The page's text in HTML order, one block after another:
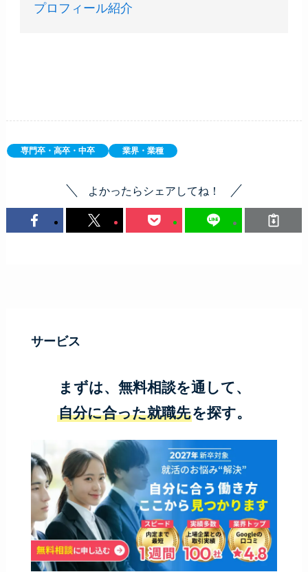
プロフィール紹介
専門卒・高卒・中卒 業界・業種
よかったらシェアしてね！
サービス
まずは、無料相談を通して、
自分に合った就職先を探す。